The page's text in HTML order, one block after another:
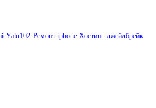
Yalu102 Ремонт iphone Хостинг джейлбрейк